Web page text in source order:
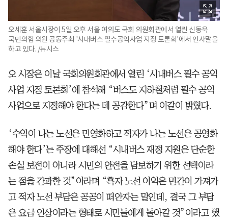
오세훈 서울시장이 5일 오후 서울 여의도 국회 의원회관에서 열린 신동욱
국민의힘 의원 공동주최 '시내버스 필수공익사업 지정 토론회'에서 인사말을
하고 있다. /뉴시스
오 시장은 이날 국회의원회관에서 열린 ‘시내버스 필수 공익
사업 지정 토론회’에 참석해 “버스도 지하철처럼 필수 공익
사업으로 지정해야 한다는 데 공감한다”며 이같이 밝혔다.
‘수익이 나는 노선은 민영화하고 적자가 나는 노선은 공영화
해야 한다’는 주장에 대해선 “시내버스 재정 지원은 단순한
손실 보전이 아니라 시민의 안전을 담보하기 위한 선택이라
는 점을 간과한 것”이라며 “흑자 노선 이익은 민간이 가져가
고 적자 노선 부담은 공공이 떠안자는 말인데, 결국 그 부담
은 요금 인상이라는 형태로 시민들에게 돌아갈 것”이라고 했